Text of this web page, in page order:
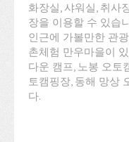
화장실, 샤워실, 취사
장을 이용할 수 있습
인근에 가볼만한 관
촌체험 만우마을이
다운 캠프, 노봉 오토
토캠핑장, 동해 망상
다.